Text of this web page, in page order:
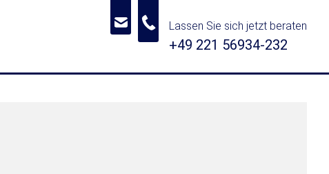
Lassen Sie sich jetzt beraten
+49 221 56934-232